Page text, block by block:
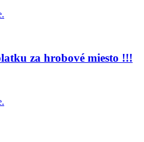
za hrobové miesto !!!